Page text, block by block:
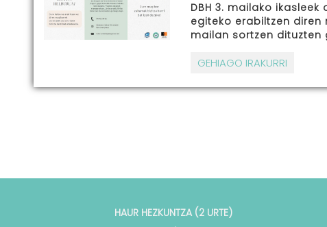
DBH 3. mailako
egiteko erabiltzen
mailan sortzen dituzten
GEHIAGO IRAKURRI
HAUR HEZKUNTZA (2 URTE)